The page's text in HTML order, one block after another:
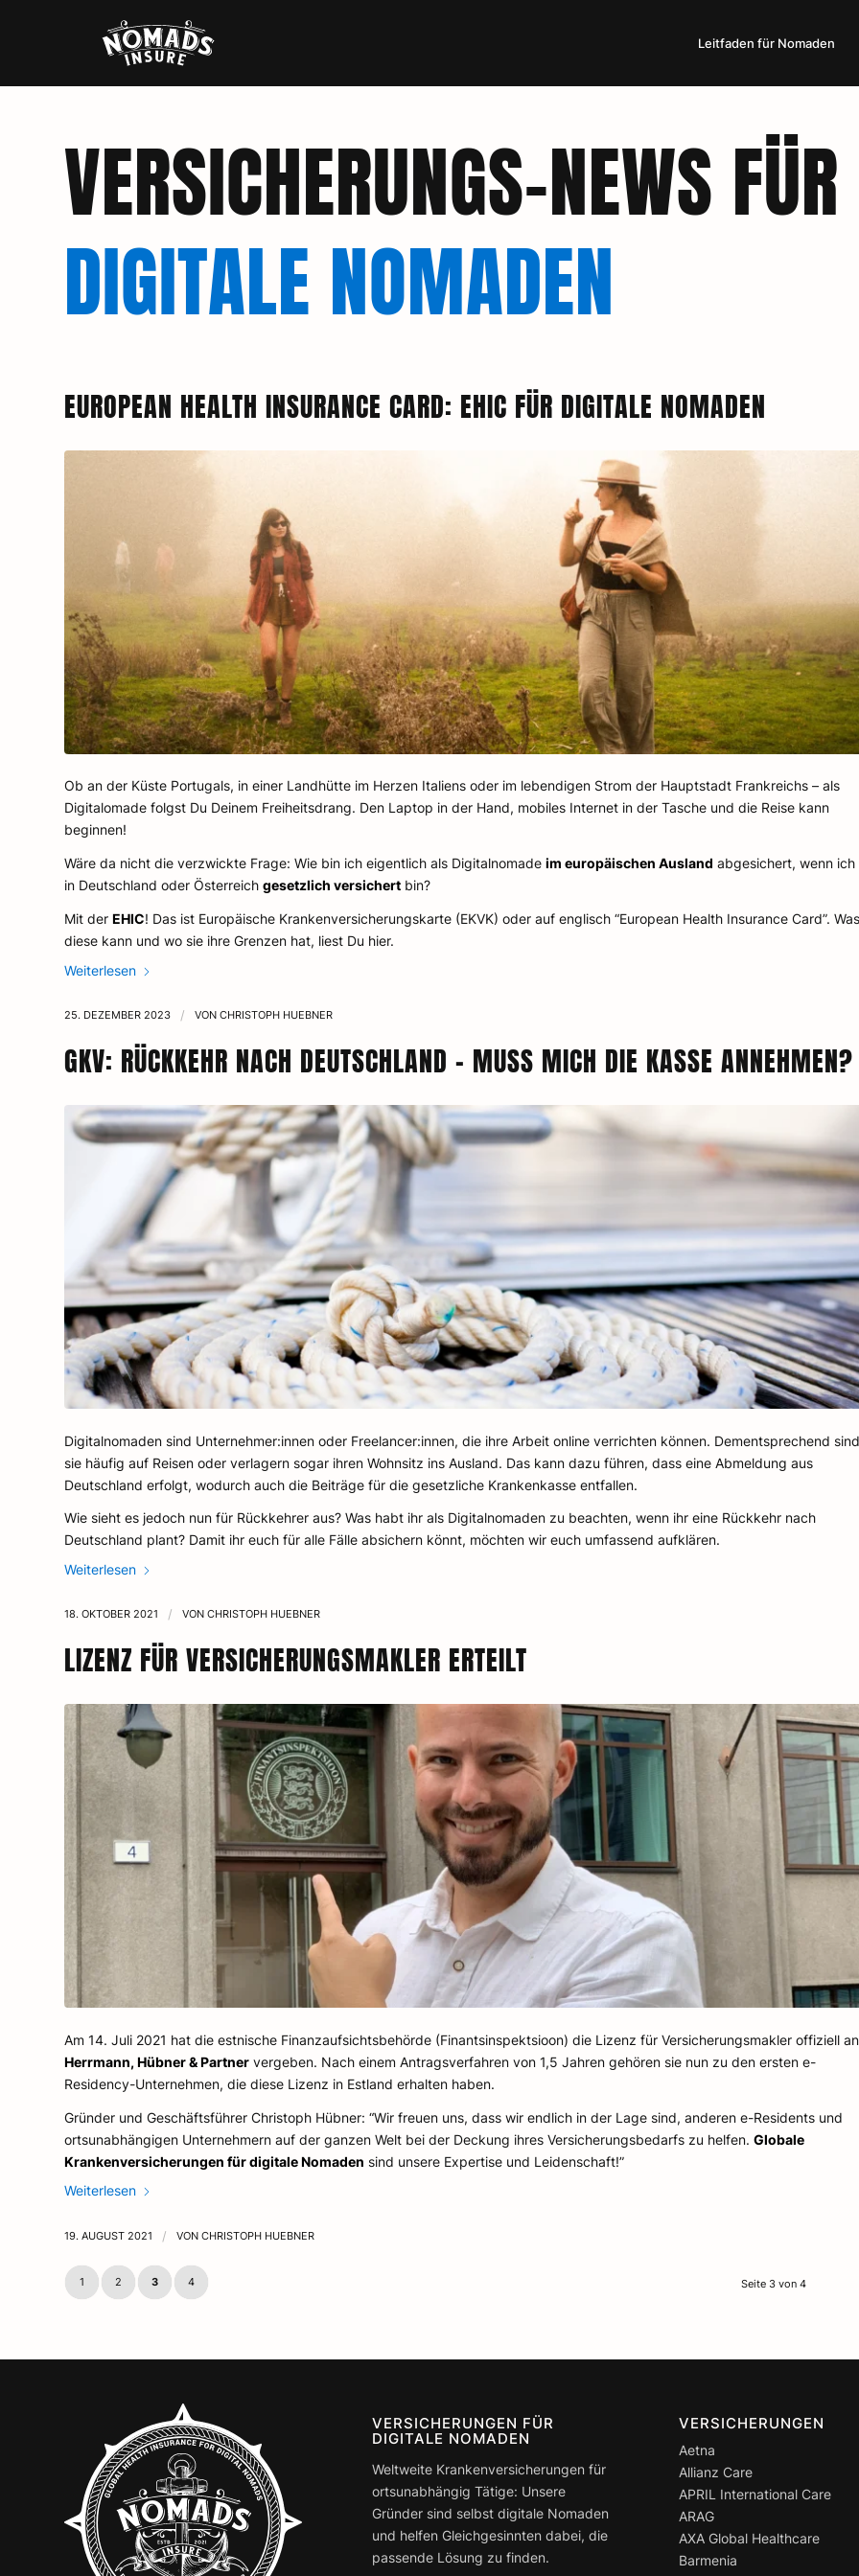
Leitfaden für Nomaden
VERSICHERUNGS-NEWS FÜR
DIGITALE NOMADEN
EUROPEAN HEALTH INSURANCE CARD: EHIC FÜR DIGITALE NOMADEN
Ob an der Küste Portugals, in einer Landhütte im Herzen Italiens oder im lebendigen Strom der Hauptstadt Frankreichs – als
Digitalomade folgst Du Deinem Freiheitsdrang. Den Laptop in der Hand, mobiles Internet in der Tasche und die Reise kann
beginnen!
Wäre da nicht die verzwickte Frage: Wie bin ich eigentlich als Digitalnomade im europäischen Ausland abgesichert, wenn ich
in Deutschland oder Österreich gesetzlich versichert bin?
Mit der EHIC! Das ist Europäische Krankenversicherungskarte (EKVK) oder auf englisch “European Health Insurance Card”. Was
diese kann und wo sie ihre Grenzen hat, liest Du hier.
Weiterlesen
25. DEZEMBER 2023 / VON CHRISTOPH HUEBNER
GKV: RÜCKKEHR NACH DEUTSCHLAND – MUSS MICH DIE KASSE ANNEHMEN?
Digitalnomaden sind Unternehmer:innen oder Freelancer:innen, die ihre Arbeit online verrichten können. Dementsprechend sind
sie häufig auf Reisen oder verlagern sogar ihren Wohnsitz ins Ausland. Das kann dazu führen, dass eine Abmeldung aus
Deutschland erfolgt, wodurch auch die Beiträge für die gesetzliche Krankenkasse entfallen.
Wie sieht es jedoch nun für Rückkehrer aus? Was habt ihr als Digitalnomaden zu beachten, wenn ihr eine Rückkehr nach
Deutschland plant? Damit ihr euch für alle Fälle absichern könnt, möchten wir euch umfassend aufklären.
Weiterlesen
18. OKTOBER 2021 / VON CHRISTOPH HUEBNER
LIZENZ FÜR VERSICHERUNGSMAKLER ERTEILT
Am 14. Juli 2021 hat die estnische Finanzaufsichtsbehörde (Finantsinspektsioon) die Lizenz für Versicherungsmakler offiziell an
Herrmann, Hübner & Partner vergeben. Nach einem Antragsverfahren von 1,5 Jahren gehören sie nun zu den ersten e-
Residency-Unternehmen, die diese Lizenz in Estland erhalten haben.
Gründer und Geschäftsführer Christoph Hübner: “Wir freuen uns, dass wir endlich in der Lage sind, anderen e-Residents und
ortsunabhängigen Unternehmern auf der ganzen Welt bei der Deckung ihres Versicherungsbedarfs zu helfen. Globale
Krankenversicherungen für digitale Nomaden sind unsere Expertise und Leidenschaft!”
Weiterlesen
19. AUGUST 2021 / VON CHRISTOPH HUEBNER
Seite 3 von 4
1 2 3 4
VERSICHERUNGEN FÜR
DIGITALE NOMADEN
Weltweite Krankenversicherungen für
ortsunabhängig Tätige: Unsere
Gründer sind selbst digitale Nomaden
und helfen Gleichgesinnten dabei, die
passende Lösung zu finden.
VERSICHERUNGEN
Aetna
Allianz Care
APRIL International Care
ARAG
AXA Global Healthcare
Barmenia
Customer reviews and experiences for
NOMADS.insure